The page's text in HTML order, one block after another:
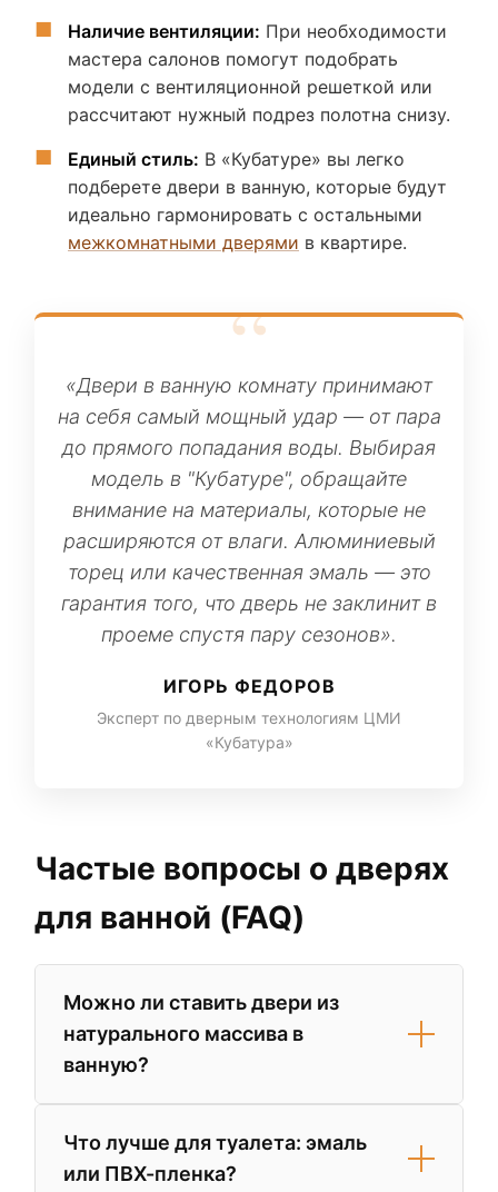
Наличие вентиляции: При необходимости
мастера салонов помогут подобрать
модели с вентиляционной решеткой или
рассчитают нужный подрез полотна снизу.
Единый стиль: В «Кубатуре» вы легко
подберете двери в ванную, которые будут
идеально гармонировать с остальными
межкомнатными дверями в квартире.
«Двери в ванную комнату принимают
на себя самый мощный удар — от пара
до прямого попадания воды. Выбирая
модель в "Кубатуре", обращайте
внимание на материалы, которые не
расширяются от влаги. Алюминиевый
торец или качественная эмаль — это
гарантия того, что дверь не заклинит в
проеме спустя пару сезонов».
ИГОРЬ ФЕДОРОВ
Эксперт по дверным технологиям ЦМИ
«Кубатура»
Частые вопросы о дверях
для ванной (FAQ)
Можно ли ставить двери из
натурального массива в
ванную?
Да, но только если они защищены
многослойным полиуретановым лаком.
Что лучше для туалета: эмаль
или ПВХ-пленка?